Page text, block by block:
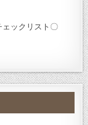
ックリスト〇